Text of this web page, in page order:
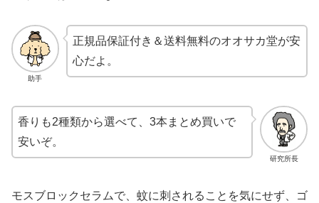
助手
正規品保証付き＆送料無料のオオサカ堂が安
心だよ。
研究所長
香りも2種類から選べて、3本まとめ買いで
安いぞ。
モスブロックセラムで、蚊に刺されることを気にせず、ゴ